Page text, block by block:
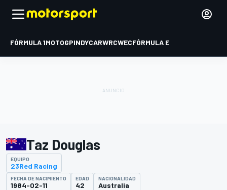
FÓRMULA 1MOTOGPINDYCARWRCWECFÓRMULA E
Taz Douglas
EQUIPO
23Red Racing
FECHA DE NACIMIENTO
1984-02-11
EDAD
42
NACIONALIDAD
Australia